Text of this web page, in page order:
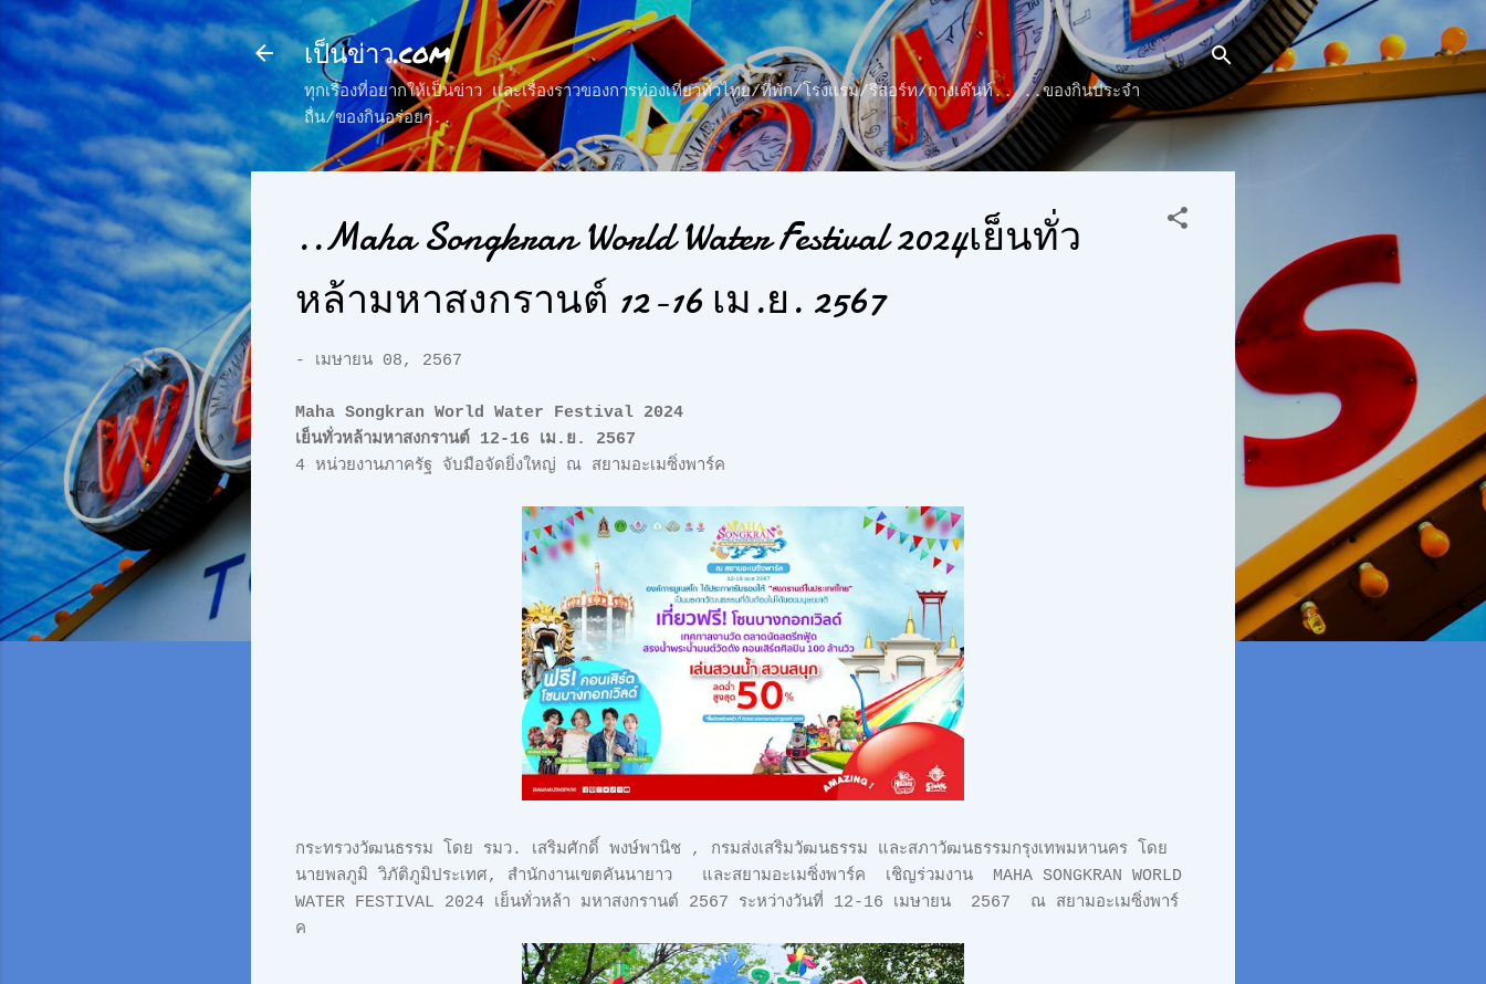
ข้ามไปที่เนื้อหาหลัก
เป็นข่าว.com
ทุกเรื่องที่อยากให้เป็นข่าว และเรื่องราวของการท่องเที่ยวทั่วไทย/ที่พัก/โรงแรม/รีสอร์ท/กางเต๊นท์.. ..ของกินประจำ
ถื่น/ของกินอร่อยๆ..
..Maha Songkran World Water Festival 2024เย็นทั่ว
หล้ามหาสงกรานต์ 12-16 เม.ย. 2567
- เมษายน 08, 2567
Maha Songkran World Water Festival 2024
เย็นทั่วหล้ามหาสงกรานต์ 12-16 เม.ย. 2567
4 หน่วยงานภาครัฐ จับมือจัดยิ่งใหญ่ ณ สยามอะเมซิ่งพาร์ค
กระทรวงวัฒนธรรม โดย รมว. เสริมศักดิ์ พงษ์พานิช , กรมส่งเสริมวัฒนธรรม และสภาวัฒนธรรมกรุงเทพมหานคร โดย
นายพลภูมิ วิภัติภูมิประเทศ, สำนักงานเขตคันนายาว และสยามอะเมซิ่งพาร์ค เชิญร่วมงาน MAHA SONGKRAN WORLD
WATER FESTIVAL 2024 เย็นทั่วหล้า มหาสงกรานต์ 2567 ระหว่างวันที่ 12-16 เมษายน 2567 ณ สยามอะเมซิ่งพาร์
ค